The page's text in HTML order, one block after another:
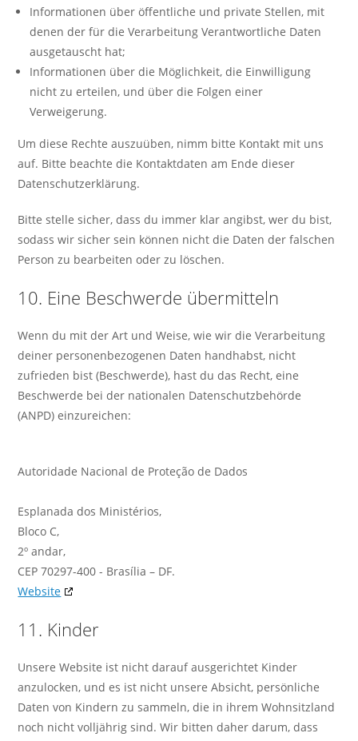
Informationen über öffentliche und private Stellen, mit
denen der für die Verarbeitung Verantwortliche Daten
ausgetauscht hat;
Informationen über die Möglichkeit, die Einwilligung
nicht zu erteilen, und über die Folgen einer
Verweigerung.
Um diese Rechte auszuüben, nimm bitte Kontakt mit uns
auf. Bitte beachte die Kontaktdaten am Ende dieser
Datenschutzerklärung.
Bitte stelle sicher, dass du immer klar angibst, wer du bist,
sodass wir sicher sein können nicht die Daten der falschen
Person zu bearbeiten oder zu löschen.
10. Eine Beschwerde übermitteln
Wenn du mit der Art und Weise, wie wir die Verarbeitung
deiner personenbezogenen Daten handhabst, nicht
zufrieden bist (Beschwerde), hast du das Recht, eine
Beschwerde bei der nationalen Datenschutzbehörde
(ANPD) einzureichen:
Autoridade Nacional de Proteção de Dados
Esplanada dos Ministérios,
Bloco C,
2º andar,
CEP 70297-400 - Brasília – DF.
Website
11. Kinder
Unsere Website ist nicht darauf ausgerichtet Kinder
anzulocken, und es ist nicht unsere Absicht, persönliche
Daten von Kindern zu sammeln, die in ihrem Wohnsitzland
noch nicht volljährig sind. Wir bitten daher darum, dass